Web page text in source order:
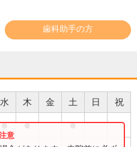
歯科助手の方
水 木 金 土 日 祝
● ● ●